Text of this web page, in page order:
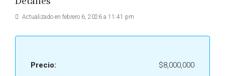
Actualizado en febrero 6, 2026 a 11:41 pm
Precio: $8,000,000